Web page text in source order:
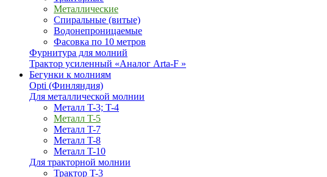
Металлические
Спиральные (витые)
Водонепроницаемые
Фасовка по 10 метров
Фурнитура для молний
Трактор усиленный «Аналог Arta-F »
Бегунки к молниям
Opti (Финляндия)
Для металлической молнии
Металл T-3; T-4
Металл T-5
Металл T-7
Металл T-8
Металл T-10
Для тракторной молнии
Трактор T-3